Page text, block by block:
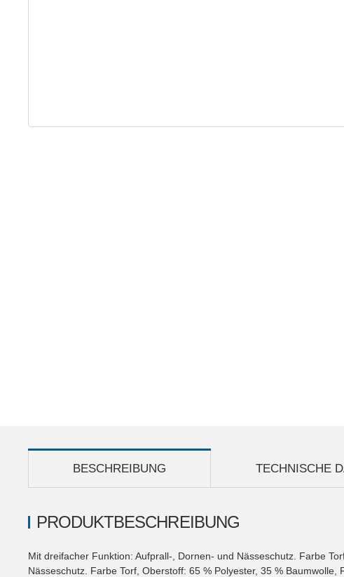
TECHNISCHE
BESCHREIBUNG
PRODUKTBESCHREIBUNG
Mit dreifacher Funktion: Aufprall-, Dornen- und Nässeschutz. Farbe
Nässeschutz. Farbe Torf, Oberstoff: 65 % Polyester, 35 %